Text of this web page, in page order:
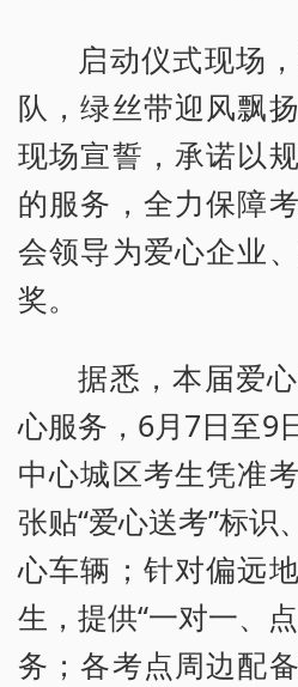
启动仪式现场
队，绿丝带迎风飘
现场宣誓，承诺以
的服务，全力保障
会领导为爱心企业
奖。
据悉，本届爱
心服务，6月7日至9
中心城区考生凭准
张贴“爱心送考”标识
心车辆；针对偏远
生，提供“一对一、
务；各考点周边配